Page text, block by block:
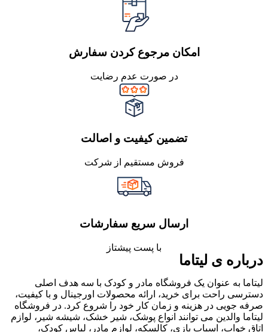
امکان مرجوع کردن سفارش
در صورت عدم رضایت
تضمین کیفیت و اصالت
فروش مستقیم از شرکت
ارسال سریع سفارشات
با پست پیشتاز
درباره ی لیتاما
لیتاما به عنوان یک فروشگاه مادر و کودک با سه هدف اصلی
دسترسی راحت برای خرید، ارائه محصولات اورجینال و با کیفیت،
صرفه جویی در هزینه و زمان کار خود را شروع کرد. در فروشگاه
لیتاما والدین می توانند انواع پوشک، شیر خشک، شیشه شیر، لوازم
اتاق خواب، اسباب بازی، کالسکه، لوازم مادر، لباس کودک،